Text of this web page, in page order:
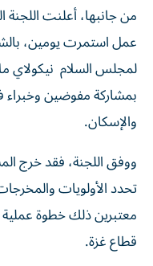
من جانبها، أعلنت اللجنة
عمل استمرت يومين،
لمجلس السلام نيكولاي
بمشاركة مفوضين
والإسكان.
ووفق اللجنة، فقد خرج
تحدد الأولويات
معتبرين ذلك خطوة
قطاع غزة.